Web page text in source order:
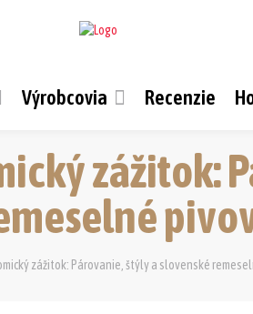
Výrobcovia Recenzie
zážitok:
zážitok: Párovanie, štýly a slovenské